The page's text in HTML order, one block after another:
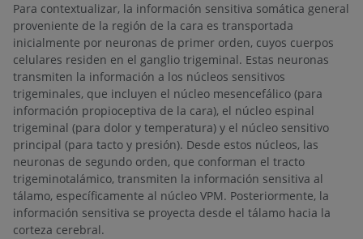
Para contextualizar, la información sensitiva somática general
proveniente de la región de la cara es transportada
inicialmente por neuronas de primer orden, cuyos cuerpos
celulares residen en el ganglio trigeminal. Estas neuronas
transmiten la información a los núcleos sensitivos
trigeminales, que incluyen el núcleo mesencefálico (para
información propioceptiva de la cara), el núcleo espinal
trigeminal (para dolor y temperatura) y el núcleo sensitivo
principal (para tacto y presión). Desde estos núcleos, las
neuronas de segundo orden, que conforman el tracto
trigeminotalámico, transmiten la información sensitiva al
tálamo, específicamente al núcleo VPM. Posteriormente, la
información sensitiva se proyecta desde el tálamo hacia la
corteza cerebral.